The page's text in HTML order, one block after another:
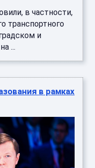
в частности,
транспортного
и
...
в рамках